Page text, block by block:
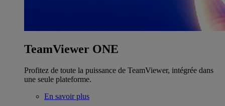
TeamViewer ONE
Profitez de toute la puissance de TeamViewer, intégrée dans
une seule plateforme.
En savoir plus